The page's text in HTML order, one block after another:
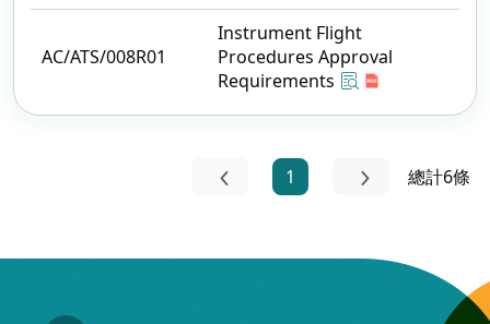
AC/ATS/008R01
Instrument Flight
Procedures Approval
Requirements
1 總計6條